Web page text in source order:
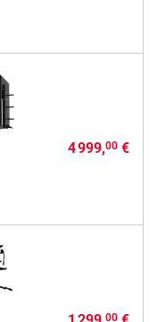
4 999,00€
00